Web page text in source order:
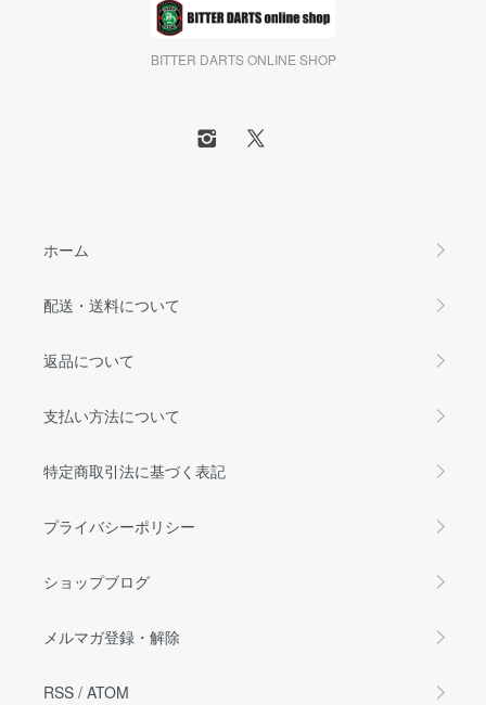
BITTER DARTS ONLINE SHOP
ホーム
配送・送料について
返品について
支払い方法について
特定商取引法に基づく表記
プライバシーポリシー
ショップブログ
メルマガ登録・解除
RSS / ATOM